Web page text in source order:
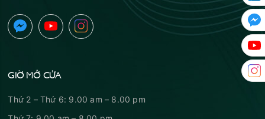
GIỜ MỞ CỬA
Thứ 2 – Thứ 6: 9.00 am – 8.00 pm